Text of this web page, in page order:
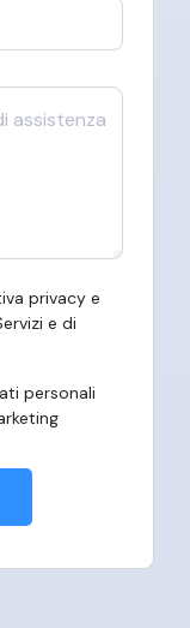
privacy e
e di
personali